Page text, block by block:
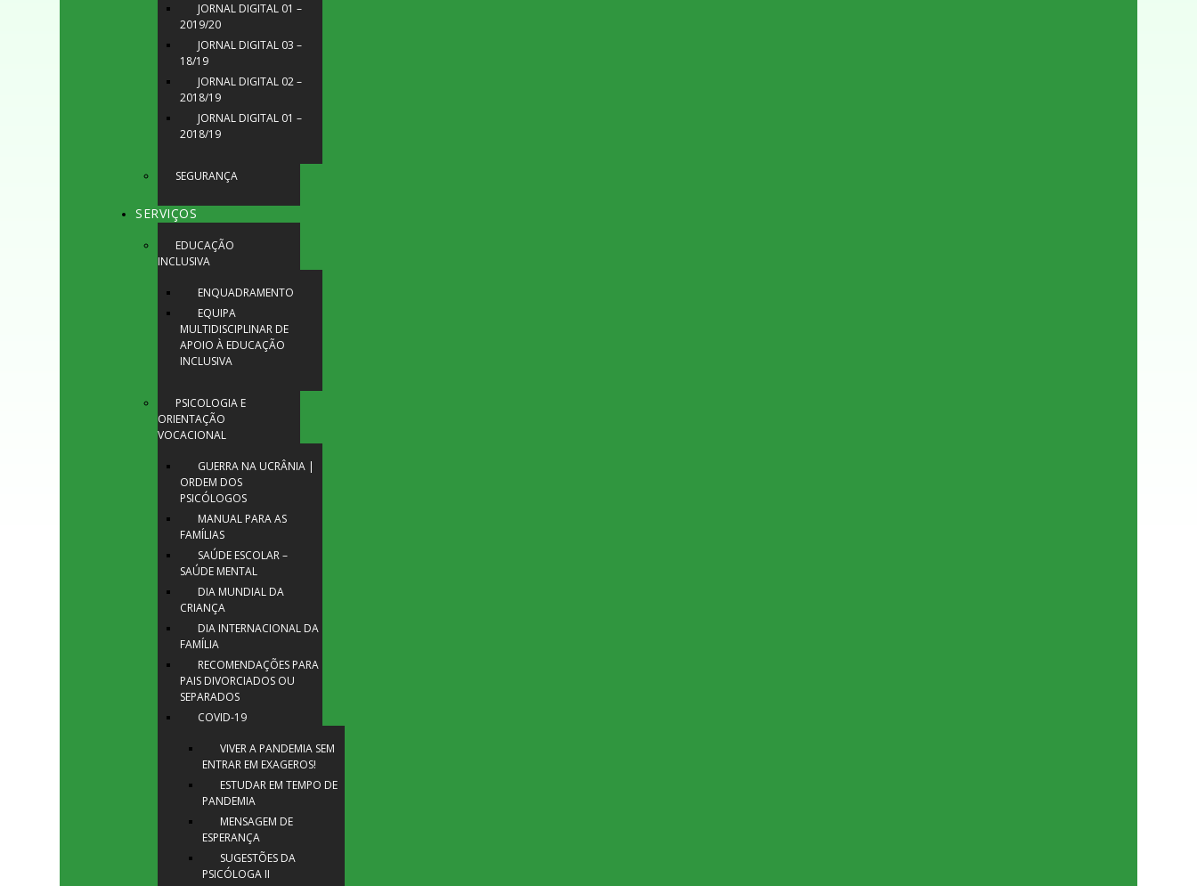
JORNAL DIGITAL 01 –
2019/20
JORNAL DIGITAL 03 –
18/19
JORNAL DIGITAL 02 –
2018/19
JORNAL DIGITAL 01 –
2018/19
SEGURANÇA
SERVIÇOS
EDUCAÇÃO
INCLUSIVA
ENQUADRAMENTO
EQUIPA
MULTIDISCIPLINAR DE
APOIO À EDUCAÇÃO
INCLUSIVA
PSICOLOGIA E
ORIENTAÇÃO
VOCACIONAL
GUERRA NA UCRÂNIA |
ORDEM DOS
PSICÓLOGOS
MANUAL PARA AS
FAMÍLIAS
SAÚDE ESCOLAR –
SAÚDE MENTAL
DIA MUNDIAL DA
CRIANÇA
DIA INTERNACIONAL DA
FAMÍLIA
RECOMENDAÇÕES PARA
PAIS DIVORCIADOS OU
SEPARADOS
COVID-19
VIVER A PANDEMIA SEM
ENTRAR EM EXAGEROS!
ESTUDAR EM TEMPO DE
PANDEMIA
MENSAGEM DE
ESPERANÇA
SUGESTÕES DA
PSICÓLOGA II